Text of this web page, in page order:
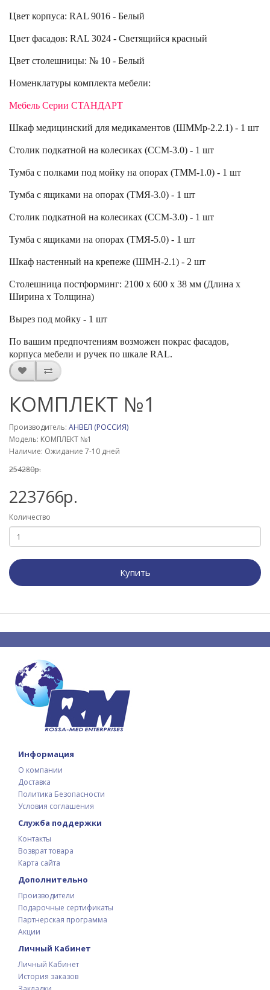
Цвет корпуса: RAL 9016 - Белый
Цвет фасадов: RAL 3024 - Светящийся красный
Цвет столешницы: № 10 - Белый
Номенклатуры комплекта мебели:
Мебель Серии СТАНДАРТ
Шкаф медицинский для медикаментов (ШММр-2.2.1) - 1 шт
Столик подкатной на колесиках (ССМ-3.0) - 1 шт
Тумба с полками под мойку на опорах (ТММ-1.0) - 1 шт
Тумба с ящиками на опорах (ТМЯ-3.0) - 1 шт
Столик подкатной на колесиках (ССМ-3.0) - 1 шт
Тумба с ящиками на опорах (ТМЯ-5.0) - 1 шт
Шкаф настенный на крепеже (ШМН-2.1) - 2 шт
Столешница постформинг: 2100 х 600 х 38 мм (Длина х
Ширина х Толщина)
Вырез под мойку - 1 шт
По вашим предпочтениям возможен покрас фасадов,
корпуса мебели и ручек по шка­ле RAL.
КОМПЛЕКТ №1
Производитель: АНВЕЛ (РОССИЯ)
Модель: КОМПЛЕКТ №1
Наличие: Ожидание 7-10 дней
254280р.
223766р.
Количество
Купить
Информация
О компании
Доставка
Политика Безопасности
Условия соглашения
Служба поддержки
Контакты
Возврат товара
Карта сайта
Дополнительно
Производители
Подарочные сертификаты
Партнерская программа
Акции
Личный Кабинет
Личный Кабинет
История заказов